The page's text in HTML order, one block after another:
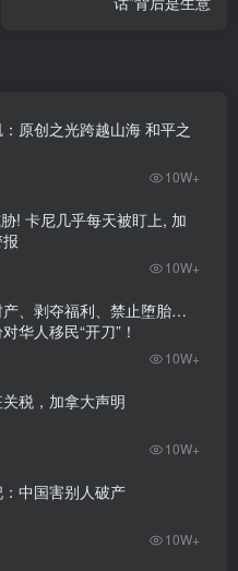
原创之光跨越山海 和平之
10W+
! 卡尼几乎每天被盯上, 加
10W+
产、剥夺福利、禁止堕胎…
华人移民“开刀”！
10W+
税，加拿大声明
10W+
中国害别人破产
10W+